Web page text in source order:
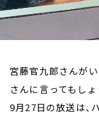
宮藤官九郎さんが
さんに言ってもしょ
9月27日の放送は、